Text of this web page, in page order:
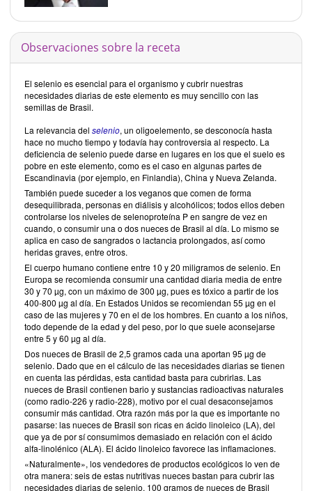
Observaciones sobre la receta
El selenio es esencial para el organismo y cubrir nuestras
necesidades diarias de este elemento es muy sencillo con las
semillas de Brasil.
La relevancia del selenio, un oligoelemento, se desconocía hasta
hace no mucho tiempo y todavía hay controversia al respecto. La
deficiencia de selenio puede darse en lugares en los que el suelo es
pobre en este elemento, como es el caso en algunas partes de
Escandinavia (por ejemplo, en Finlandia), China y Nueva Zelanda.
También puede suceder a los veganos que comen de forma
desequilibrada, personas en diálisis y alcohólicos; todos ellos deben
controlarse los niveles de selenoproteína P en sangre de vez en
cuando, o consumir una o dos nueces de Brasil al día. Lo mismo se
aplica en caso de sangrados o lactancia prolongados, así como
heridas graves, entre otros.
El cuerpo humano contiene entre 10 y 20 miligramos de selenio. En
Europa se recomienda consumir una cantidad diaria media de entre
30 y 70 µg, con un máximo de 300 µg, pues es tóxico a partir de los
400-800 µg al día. En Estados Unidos se recomiendan 55 µg en el
caso de las mujeres y 70 en el de los hombres. En cuanto a los niños,
todo depende de la edad y del peso, por lo que suele aconsejarse
entre 5 y 60 µg al día.
Dos nueces de Brasil de 2,5 gramos cada una aportan 95 µg de
selenio. Dado que en el cálculo de las necesidades diarias se tienen
en cuenta las pérdidas, esta cantidad basta para cubrirlas. Las
nueces de Brasil contienen bario y sustancias radioactivas naturales
(como radio-226 y radio-228), motivo por el cual desaconsejamos
consumir más cantidad. Otra razón más por la que es importante no
pasarse: las nueces de Brasil son ricas en ácido linoleico (LA), del
que ya de por sí consumimos demasiado en relación con el ácido
alfa-linolénico (ALA). El ácido linoleico favorece las inflamaciones.
«Naturalmente», los vendedores de productos ecológicos lo ven de
otra manera: seis de estas nutritivas nueces bastan para cubrir las
necesidades diarias de selenio. 100 gramos de nueces de Brasil